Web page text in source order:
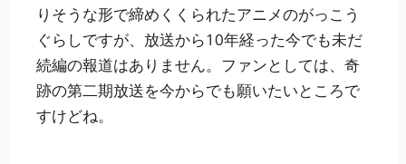
りそうな形で締めくくられたアニメのがっこう
ぐらしですが、放送から10年経った今でも未だ
続編の報道はありません。ファンとしては、奇
跡の第二期放送を今からでも願いたいところで
すけどね。